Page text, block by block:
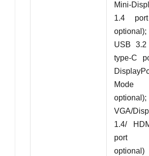
Mini-
1.4
USB
type-C
Mode
VGA/
1.4/
port
optional)